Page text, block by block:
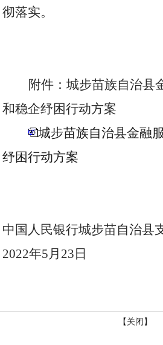
彻落实。
附件：城步苗族自治县
和稳企纾困行动方案
城步苗族自治县金融
纾困行动方案
中国人民银行城步苗自治县
2022年5月 23 日
【关闭】